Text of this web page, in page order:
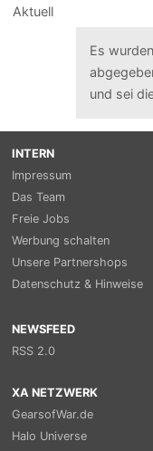
Es
und sei
INTERN
Impressum
Das Team
Freie Jobs
Werbung schalten
Unsere Partnershops
Datenschutz & Hinweise
NEWSFEED
RSS 2.0
XA NETZWERK
GearsofWar.de
Halo Universe